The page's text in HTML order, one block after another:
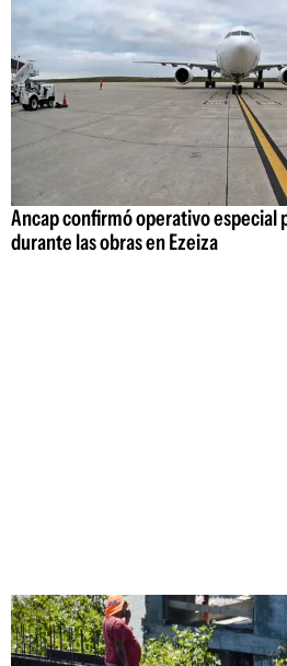
Ancap confirmó operativo especial
durante las obras en Ezeiza